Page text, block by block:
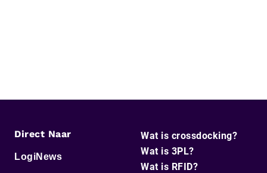
Direct Naar
LogiNews
Wat is crossdocking?
Wat is 3PL?
Wat is RFID?